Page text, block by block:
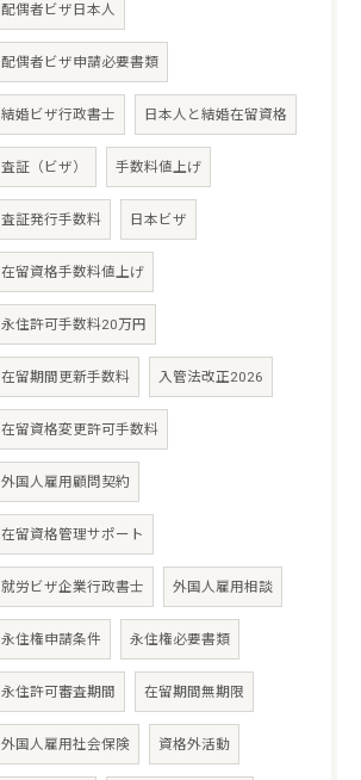
配偶者ビザ日本人
配偶者ビザ申請必要書類
結婚ビザ行政書士 日本人と結婚在留資格
査証（ビザ） 手数料値上げ
査証発行手数料 日本ビザ
在留資格手数料値上げ
永住許可手数料20万円
在留期間更新手数料 入管法改正2026
在留資格変更許可手数料
外国人雇用顧問契約
在留資格管理サポート
就労ビザ企業行政書士 外国人雇用相談
永住権申請条件 永住権必要書類
永住許可審査期間 在留期間無期限
外国人雇用社会保険 資格外活動